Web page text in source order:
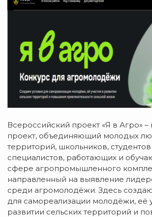
Всероссийский проект «Я в Агро»
проект, объединяющий молодых
территорий, школьников,
специалистов, работающих и
сфере агропромышленного
направленный на выявление
среди агромолодёжи. Здесь
для самореализации молодёжи, её
развитии сельских территорий и